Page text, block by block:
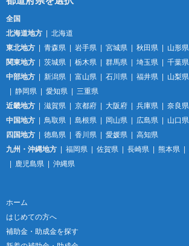
全国
北海道地方
北海道
東北地方
青森県 岩手県 宮城県 秋田県 山形県
関東地方
茨城県 栃木県 群馬県 埼玉県 千葉県
中部地方
新潟県 富山県 石川県 福井県 山梨県
静岡県
愛知県
三重県
近畿地方
滋賀県 京都府 大阪府 兵庫県 奈良県
中国地方
鳥取県 島根県 岡山県 広島県
山口県
四国地方
徳島県 香川県 愛媛県
高知県
九州・沖縄地方
福岡県 佐賀県 長崎県 熊本県
鹿児島県
沖縄県
ホーム
はじめての方へ
補助金・助成金を探す